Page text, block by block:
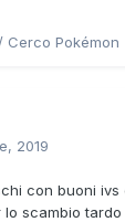
Cerco Pokémon
2019
con buoni
scambio